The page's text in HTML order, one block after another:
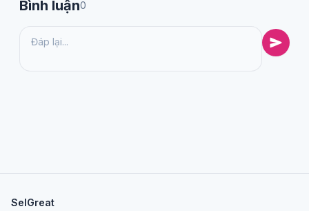
Bình luận0
SelGreat